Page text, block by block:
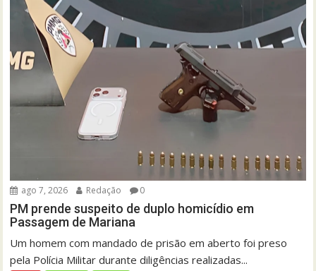
ago 7, 2026 Redação 0
PM prende suspeito de duplo homicídio em
Passagem de Mariana
Um homem com mandado de prisão em aberto foi preso
pela Polícia Militar durante diligências realizadas...